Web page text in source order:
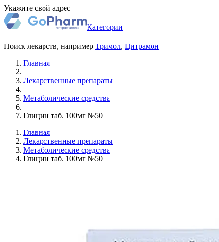
Укажите свой адрес
Категории
Поиск лекарств, например Тримол, Цитрамон
Главная
Лекарственные препараты
Метаболические средства
Глицин таб. 100мг №50
Главная
Лекарственные препараты
Метаболические средства
Глицин таб. 100мг №50